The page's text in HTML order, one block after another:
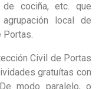
cociña, etc. que
local de
Portas.
Civil de Portas
gratuítas con
modo paralelo, o